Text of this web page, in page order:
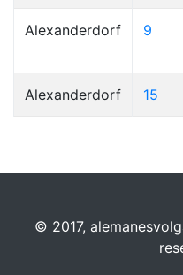
Alexanderdorf 9
Alexanderdorf 15
© 2017,